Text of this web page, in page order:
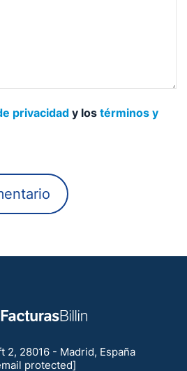
privacidad y los términos y
2, 28016 - Madrid, España
protected]